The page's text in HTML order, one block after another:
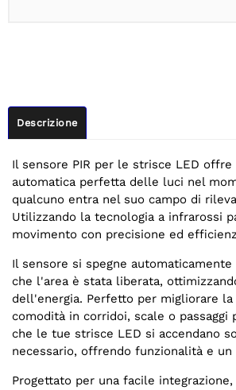
Descrizione
Il sensore PIR per le strisce LED offre
automatica perfetta delle luci nel
qualcuno entra nel suo campo di
Utilizzando la tecnologia a infrarossi
movimento con precisione ed
Il sensore si spegne
che l'area è stata liberata,
dell'energia. Perfetto per migliorare
comodità in corridoi, scale o passaggi
che le tue strisce LED si accendano
necessario, offrendo funzionalità e
Progettato per una facile